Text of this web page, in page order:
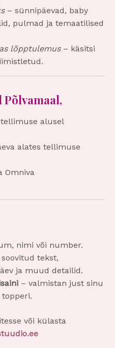
– sünnipäevad, baby
pulmad ja temaatilised
lõpptulemus– käsitsi
alusel
alates tellimuse
Omniva
nimi või number.
soovitud tekst,
ja muud detailid.
– valmistan just sinu
topperi.
või külasta